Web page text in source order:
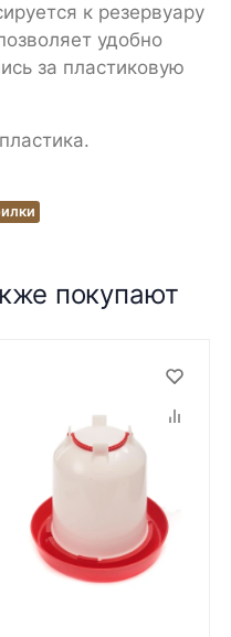
к резервуару
удобно
за пластиковую
покупают